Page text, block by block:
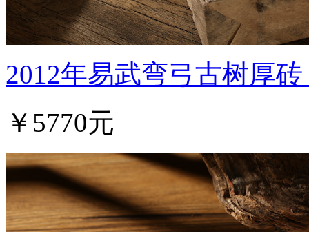
2012年易武弯弓古树厚
￥5770元